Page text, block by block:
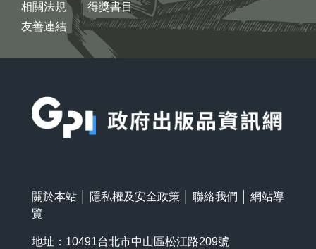
相關法規
友善連結
得獎書目
關於本站 隱私權及安全政策 聯絡我們
網站導
覽
地址：10491台北市中山區松江路209號